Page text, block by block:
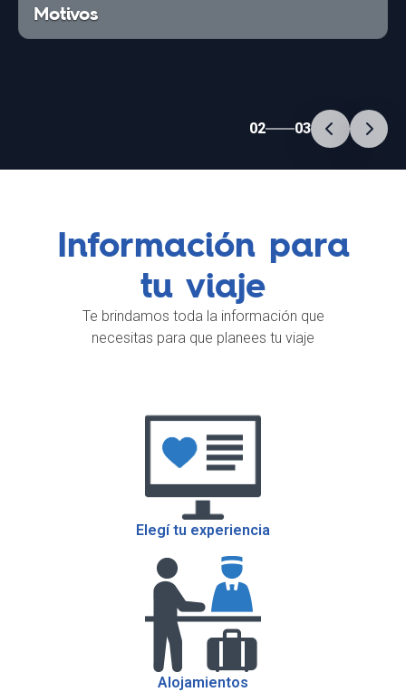
Motivos
02 03
Información para
tu viaje
Te brindamos toda la información que
necesitas para que planees tu viaje
Elegí tu experiencia
Alojamientos